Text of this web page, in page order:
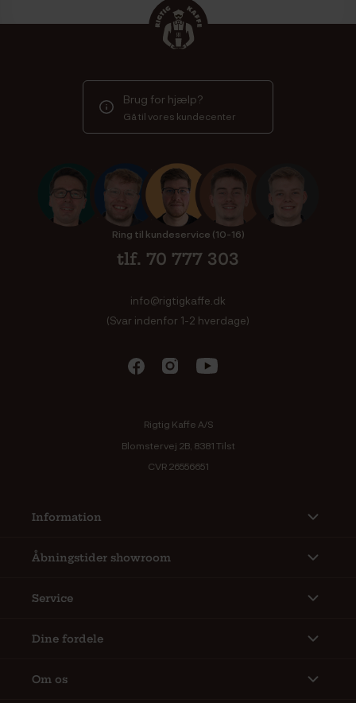
Brug for hjælp?
Gå til vores kundecenter
Ring til kundeservice (10-16)
tlf. 70 777 303
info@rigtigkaffe.dk
(Svar indenfor 1-2 hverdage)
Rigtig Kaffe A/S
Blomstervej 2B, 8381 Tilst
CVR 26556651
Information
Åbningstider showroom
Service
Dine fordele
Om os